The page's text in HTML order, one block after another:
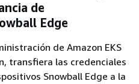
de
Edge
de Amazon EKS
transfiera las credenciales
Snowball Edge a la